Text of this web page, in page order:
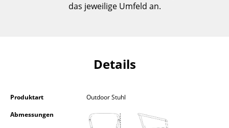
Kleinaufbewahrung
Einzelteile
das jeweilige Umfeld an.
Details
Produktart
Outdoor Stuhl
Abmessungen